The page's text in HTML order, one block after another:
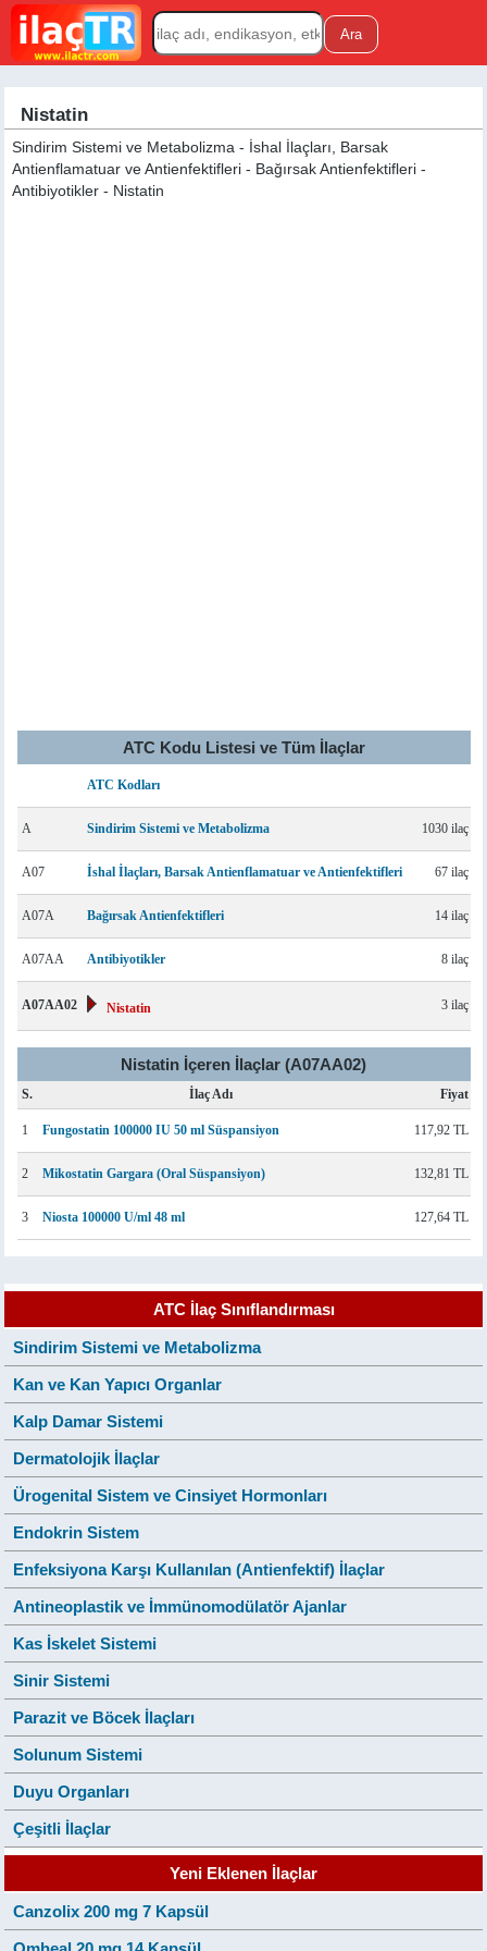
Nistatin
Sindirim Sistemi ve Metabolizma - İshal İlaçları, Barsak
Antienflamatuar ve Antienfektifleri - Bağırsak Antienfektifleri -
Antibiyotikler - Nistatin
ATC Kodu Listesi ve Tüm İlaçlar
ATC Kodları
A Sindirim Sistemi ve Metabolizma 1030 ilaç
A07 İshal İlaçları, Barsak Antienflamatuar ve Antienfektifleri 67 ilaç
A07A Bağırsak Antienfektifleri 14 ilaç
A07AA Antibiyotikler 8 ilaç
A07AA02 Nistatin 3 ilaç
Nistatin İçeren İlaçlar (A07AA02)
S. İlaç Adı Fiyat
1 Fungostatin 100000 IU 50 ml Süspansiyon 117,92 TL
2 Mikostatin Gargara (Oral Süspansiyon) 132,81 TL
3 Niosta 100000 U/ml 48 ml 127,64 TL
ATC İlaç Sınıflandırması
Sindirim Sistemi ve Metabolizma
Kan ve Kan Yapıcı Organlar
Kalp Damar Sistemi
Dermatolojik İlaçlar
Ürogenital Sistem ve Cinsiyet Hormonları
Endokrin Sistem
Enfeksiyona Karşı Kullanılan (Antienfektif) İlaçlar
Antineoplastik ve İmmünomodülatör Ajanlar
Kas İskelet Sistemi
Sinir Sistemi
Parazit ve Böcek İlaçları
Solunum Sistemi
Duyu Organları
Çeşitli İlaçlar
Yeni Eklenen İlaçlar
Canzolix 200 mg 7 Kapsül